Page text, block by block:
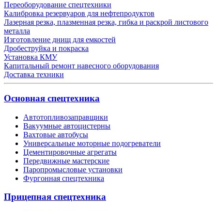
Переоборудование спецтехники
Калибровка резервуаров для нефтепродуктов
Лазерная резка, плазменная резка, гибка и раскрой листового
металла
Изготовление днищ для емкостей
Дробеструйка и покраска
Установка КМУ
Капитальный ремонт навесного оборудования
Доставка техники
Основная спецтехника
Автотопливозаправщики
Вакуумные автоцистерны
Вахтовые автобусы
Универсальные моторные подогреватели
Цементировочные агрегаты
Передвижные мастерские
Паропромысловые установки
Фургонная спецтехника
Прицепная спецтехника